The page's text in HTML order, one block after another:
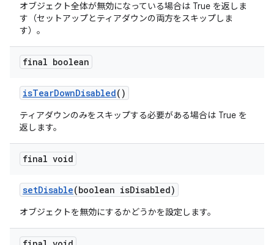
オブジェクト全体が無効になっている場合は True を返しま
す（セットアップとティアダウンの両方をスキップしま
す）。
final boolean
isTearDownDisabled()
ティアダウンのみをスキップする必要がある場合は True を
返します。
final void
setDisable(boolean isDisabled)
オブジェクトを無効にするかどうかを設定します。